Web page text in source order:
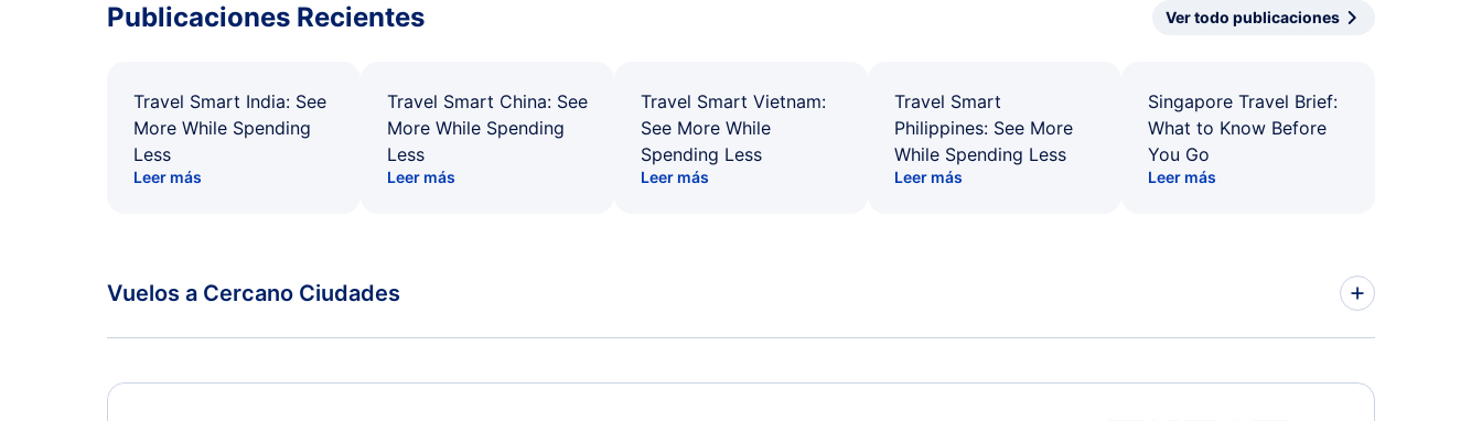
Publicaciones Recientes Ver todo publicaciones
Travel Smart India: See
More While Spending
Less
Leer más
Travel Smart China: See
More While Spending
Less
Leer más
Travel Smart Vietnam:
See More While
Spending Less
Leer más
Travel Smart
Philippines: See More
While Spending Less
Leer más
Singapore Travel Brief:
What to Know Before
You Go
Leer más
Vuelos a Cercano Ciudades